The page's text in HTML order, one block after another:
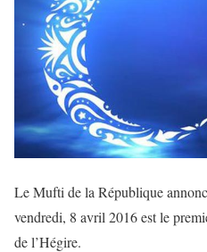
Le Mufti de la République
vendredi, 8 avril 2016 est le
de l’Hégire.